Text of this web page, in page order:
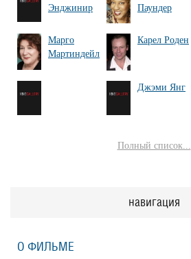
Энджинир
Паундер
Марго
Мартиндейл
Карел Роден
Джэми Янг
Полный список...
навигация
О ФИЛЬМЕ